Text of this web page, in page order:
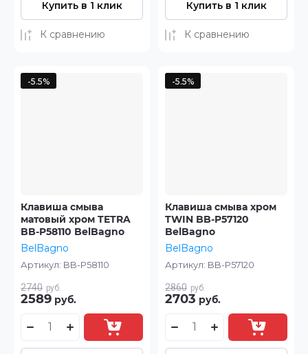
Купить в 1 клик
К сравнению
Купить в 1 клик
К сравнению
-5.5%
Клавиша смыва
матовый хром TETRA
BB-P58110 BelBagno
BelBagno
Артикул: BB-P58110
2740 руб.
2589 руб.
-5.5%
Клавиша смыва хром
TWIN BB-P57120
BelBagno
BelBagno
Артикул: BB-P57120
2860 руб.
2703 руб.